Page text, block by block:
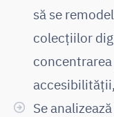
să se
colecțiilor
Se